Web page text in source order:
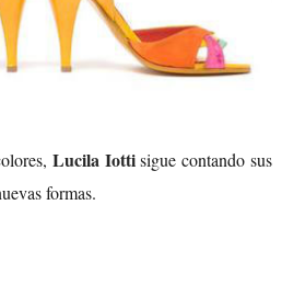
Lucila Iottisigue contando sus
formas.